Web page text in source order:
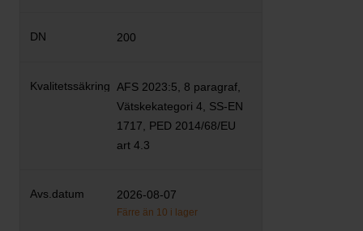
200
AFS 2023:5, 8 paragraf,
Vätskekategori 4, SS-EN
1717, PED 2014/68/EU
art 4.3
2026-08-07
Färre än 10 i lager